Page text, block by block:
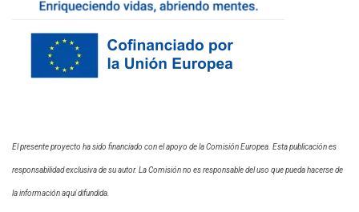
El presente proyecto ha sido financiado con el apoyo de la Comisión Europea. Esta publicación es
responsabilidad exclusiva de su autor. La Comisión no es responsable del uso que pueda hacerse de
la información aquí difundida.